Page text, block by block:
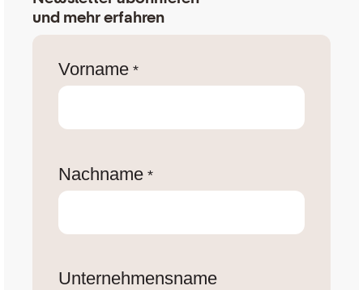
und mehr erfahren
Vorname *
Nachname *
Unternehmensname